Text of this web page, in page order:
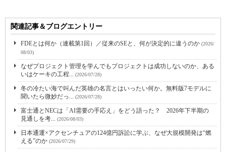
関連記事＆ブログエントリー
FDEとは何か（連載第1回）／従来のSEと、何が決定的に違うのか (2026/
08/03)
なぜプロジェクト管理を学んでもプロジェクトは成功しないのか、ある
いはケーキの工程... (2026/07/28)
冬の冷たい海で叫んだ英雄の名言とはいったい何か。無料版7モデルに
聞いたら微妙だっ... (2026/07/28)
富士通とNECは「AI需要の手応え」をどう語った？ 2026年下半期の
見通しを考... (2026/08/03)
日本通運×アクセンチュアの124億円訴訟に学ぶ、なぜ大規模開発は“燃
える”のか (2026/07/29)